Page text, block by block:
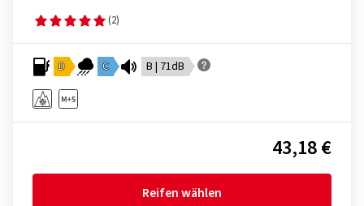
(2)
D C B | 71dB
43,18 €
Reifen wählen